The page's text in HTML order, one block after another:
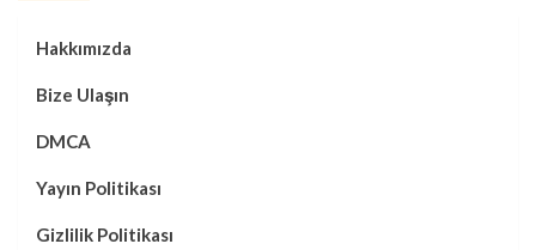
Hakkımızda
Bize Ulaşın
DMCA
Yayın Politikası
Gizlilik Politikası